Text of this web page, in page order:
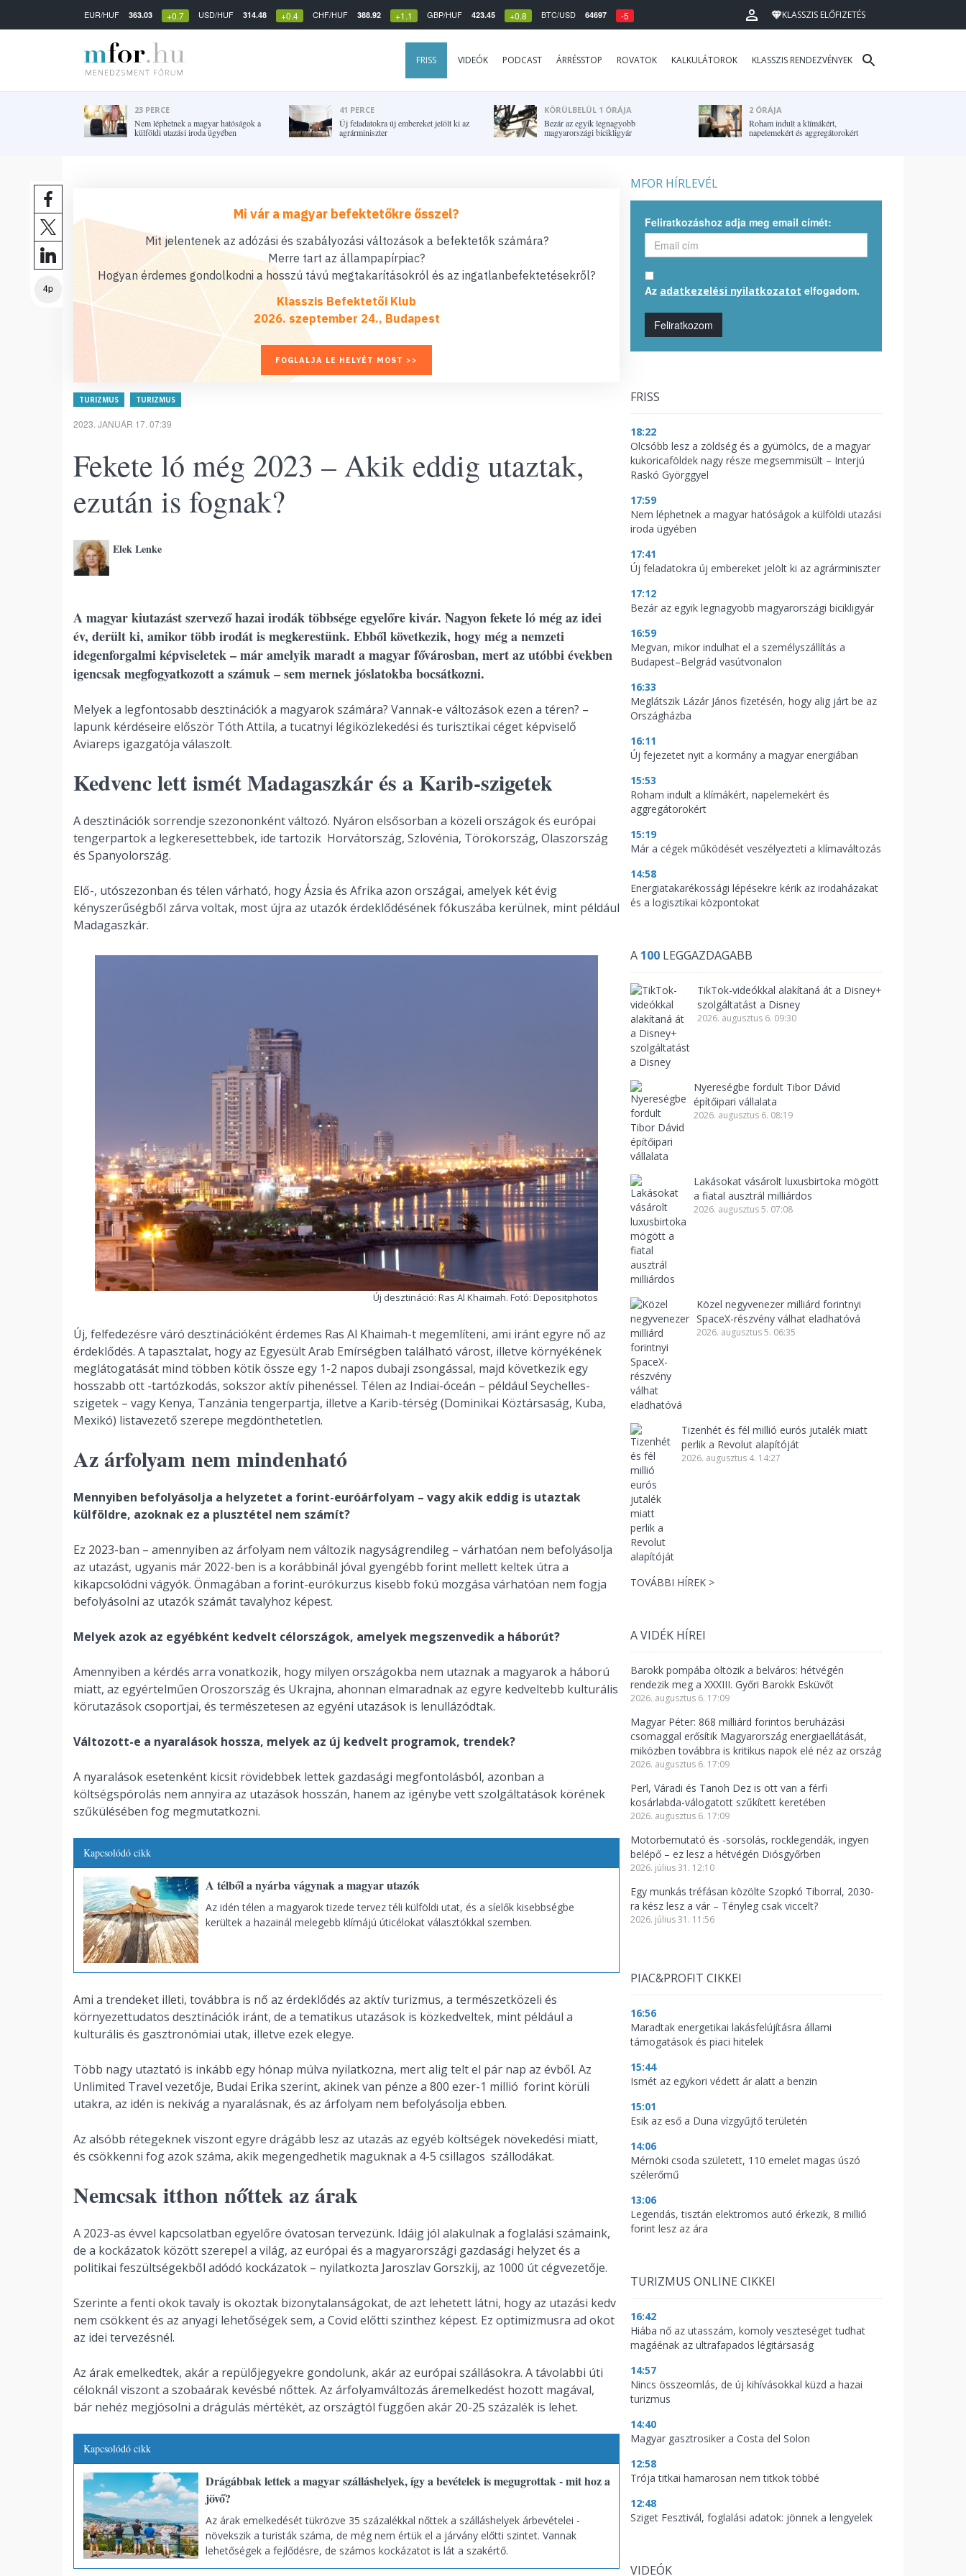
EUR/HUF 363.03 +0.7 USD/HUF 314.48 +0.4 CHF/HUF 388.92 +1.1 GBP/HUF 423.45 +0.8 BTC/USD 64697 -5 KLASSZIS ELŐFIZETÉS
FRISS VIDEÓK PODCAST ÁRRÉSSTOP ROVATOK KALKULÁTOROK KLASSZIS RENDEZVÉNYEK
23 PERCE
Nem léphetnek a magyar hatóságok a
külföldi utazási iroda ügyében
41 PERCE
Új feladatokra új embereket jelölt ki az
agrárminiszter
KÖRÜLBELÜL 1 ÓRÁJA
Bezár az egyik legnagyobb
magyarországi bicikligyár
2 ÓRÁJA
Roham indult a klímákért,
napelemekért és aggregátorokért
4p
Mi vár a magyar befektetőkre ősszel?
Mit jelentenek az adózási és szabályozási változások a befektetők számára?
Merre tart az állampapírpiac?
Hogyan érdemes gondolkodni a hosszú távú megtakarításokról és az ingatlanbefektetésekről?
Klasszis Befektetői Klub
2026. szeptember 24., Budapest
FOGLALJA LE HELYÉT MOST >>
TURIZMUS TURIZMUS
2023. JANUÁR 17. 07:39
Fekete ló még 2023 – Akik eddig utaztak,
ezután is fognak?
Elek Lenke
A magyar kiutazást szervező hazai irodák többsége egyelőre kivár. Nagyon fekete ló még az idei
év, derült ki, amikor több irodát is megkerestünk. Ebből következik, hogy még a nemzeti
idegenforgalmi képviseletek – már amelyik maradt a magyar fővárosban, mert az utóbbi években
igencsak megfogyatkozott a számuk – sem mernek jóslatokba bocsátkozni.
Melyek a legfontosabb desztinációk a magyarok számára? Vannak-e változások ezen a téren? –
lapunk kérdéseire először Tóth Attila, a tucatnyi légiközlekedési és turisztikai céget képviselő
Aviareps igazgatója válaszolt.
Kedvenc lett ismét Madagaszkár és a Karib-szigetek
A desztinációk sorrendje szezononként változó. Nyáron elsősorban a közeli országok és európai
tengerpartok a legkeresettebbek, ide tartozik Horvátország, Szlovénia, Törökország, Olaszország
és Spanyolország.
Elő-, utószezonban és télen várható, hogy Ázsia és Afrika azon országai, amelyek két évig
kényszerűségből zárva voltak, most újra az utazók érdeklődésének fókuszába kerülnek, mint például
Madagaszkár.
Új desztináció: Ras Al Khaimah. Fotó: Depositphotos
Új, felfedezésre váró desztinációként érdemes Ras Al Khaimah-t megemlíteni, ami iránt egyre nő az
érdeklődés. A tapasztalat, hogy az Egyesült Arab Emírségben található várost, illetve környékének
meglátogatását mind többen kötik össze egy 1-2 napos dubaji zsongással, majd következik egy
hosszabb ott -tartózkodás, sokszor aktív pihenéssel. Télen az Indiai-óceán – például Seychelles-
szigetek – vagy Kenya, Tanzánia tengerpartja, illetve a Karib-térség (Dominikai Köztársaság, Kuba,
Mexikó) listavezető szerepe megdönthetetlen.
Az árfolyam nem mindenható
Mennyiben befolyásolja a helyzetet a forint-euróárfolyam – vagy akik eddig is utaztak
külföldre, azoknak ez a plusztétel nem számít?
Ez 2023-ban – amennyiben az árfolyam nem változik nagyságrendileg – várhatóan nem befolyásolja
az utazást, ugyanis már 2022-ben is a korábbinál jóval gyengébb forint mellett keltek útra a
kikapcsolódni vágyók. Önmagában a forint-eurókurzus kisebb fokú mozgása várhatóan nem fogja
befolyásolni az utazók számát tavalyhoz képest.
Melyek azok az egyébként kedvelt célországok, amelyek megszenvedik a háborút?
Amennyiben a kérdés arra vonatkozik, hogy milyen országokba nem utaznak a magyarok a háború
miatt, az egyértelműen Oroszország és Ukrajna, ahonnan elmaradnak az egyre kedveltebb kulturális
körutazások csoportjai, és természetesen az egyéni utazások is lenullázódtak.
Változott-e a nyaralások hossza, melyek az új kedvelt programok, trendek?
A nyaralások esetenként kicsit rövidebbek lettek gazdasági megfontolásból, azonban a
költségspórolás nem annyira az utazások hosszán, hanem az igénybe vett szolgáltatások körének
szűkülésében fog megmutatkozni.
Kapcsolódó cikk
A télből a nyárba vágynak a magyar utazók
Az idén télen a magyarok tizede tervez téli külföldi utat, és a síelők kisebbségbe
kerültek a hazainál melegebb klímájú úticélokat választókkal szemben.
Ami a trendeket illeti, továbbra is nő az érdeklődés az aktív turizmus, a természetközeli és
környezettudatos desztinációk iránt, de a tematikus utazások is közkedveltek, mint például a
kulturális és gasztronómiai utak, illetve ezek elegye.
Több nagy utaztató is inkább egy hónap múlva nyilatkozna, mert alig telt el pár nap az évből. Az
Unlimited Travel vezetője, Budai Erika szerint, akinek van pénze a 800 ezer-1 millió forint körüli
utakra, az idén is nekivág a nyaralásnak, és az árfolyam nem befolyásolja ebben.
Az alsóbb rétegeknek viszont egyre drágább lesz az utazás az egyéb költségek növekedési miatt,
és csökkenni fog azok száma, akik megengedhetik maguknak a 4-5 csillagos szállodákat.
Nemcsak itthon nőttek az árak
A 2023-as évvel kapcsolatban egyelőre óvatosan tervezünk. Idáig jól alakulnak a foglalási számaink,
de a kockázatok között szerepel a világ, az európai és a magyarországi gazdasági helyzet és a
politikai feszültségekből adódó kockázatok – nyilatkozta Jaroszlav Gorszkij, az 1000 út cégvezetője.
Szerinte a fenti okok tavaly is okoztak bizonytalanságokat, de azt lehetett látni, hogy az utazási kedv
nem csökkent és az anyagi lehetőségek sem, a Covid előtti szinthez képest. Ez optimizmusra ad okot
az idei tervezésnél.
Az árak emelkedtek, akár a repülőjegyekre gondolunk, akár az európai szállásokra. A távolabbi úti
céloknál viszont a szobaárak kevésbé nőttek. Az árfolyamváltozás áremelkedést hozott magával,
bár nehéz megjósolni a drágulás mértékét, az országtól függően akár 20-25 százalék is lehet.
Kapcsolódó cikk
Drágábbak lettek a magyar szálláshelyek, így a bevételek is megugrottak - mit hoz a
jövő?
Az árak emelkedését tükrözve 35 százalékkal nőttek a szálláshelyek árbevételei -
növekszik a turisták száma, de még nem értük el a járvány előtti szintet. Vannak
lehetőségek a fejlődésre, de számos kockázatot is lát a szakértő.
MFOR HÍRLEVÉL
Feliratkozáshoz adja meg email címét:
Az adatkezelési nyilatkozatot elfogadom.
Feliratkozom
FRISS
18:22
Olcsóbb lesz a zöldség és a gyümölcs, de a magyar
kukoricaföldek nagy része megsemmisült – Interjú
Raskó Györggyel
17:59
Nem léphetnek a magyar hatóságok a külföldi utazási
iroda ügyében
17:41
Új feladatokra új embereket jelölt ki az agrárminiszter
17:12
Bezár az egyik legnagyobb magyarországi bicikligyár
16:59
Megvan, mikor indulhat el a személyszállítás a
Budapest–Belgrád vasútvonalon
16:33
Meglátszik Lázár János fizetésén, hogy alig járt be az
Országházba
16:11
Új fejezetet nyit a kormány a magyar energiában
15:53
Roham indult a klímákért, napelemekért és
aggregátorokért
15:19
Már a cégek működését veszélyezteti a klímaváltozás
14:58
Energiatakarékossági lépésekre kérik az irodaházakat
és a logisztikai központokat
A 100 LEGGAZDAGABB
TikTok-videókkal alakítaná át a Disney+
szolgáltatást a Disney
2026. augusztus 6. 09:30
Nyereségbe fordult Tibor Dávid
építőipari vállalata
2026. augusztus 6. 08:19
Lakásokat vásárolt luxusbirtoka mögött
a fiatal ausztrál milliárdos
2026. augusztus 5. 07:08
Közel negyvenezer milliárd forintnyi
SpaceX-részvény válhat eladhatóvá
2026. augusztus 5. 06:35
Tizenhét és fél millió eurós jutalék miatt
perlik a Revolut alapítóját
2026. augusztus 4. 14:27
TOVÁBBI HÍREK >
A VIDÉK HÍREI
Barokk pompába öltözik a belváros: hétvégén
rendezik meg a XXXIII. Győri Barokk Esküvőt
2026. augusztus 6. 17:09
Magyar Péter: 868 milliárd forintos beruházási
csomaggal erősítik Magyarország energiaellátását,
miközben továbbra is kritikus napok elé néz az ország
2026. augusztus 6. 17:09
Perl, Váradi és Tanoh Dez is ott van a férfi
kosárlabda-válogatott szűkített keretében
2026. augusztus 6. 17:09
Motorbemutató és -sorsolás, rocklegendák, ingyen
belépő – ez lesz a hétvégén Diósgyőrben
2026. július 31. 12:10
Egy munkás tréfásan közölte Szopkó Tiborral, 2030-
ra kész lesz a vár – Tényleg csak viccelt?
2026. július 31. 11:56
PIAC&PROFIT CIKKEI
16:56
Maradtak energetikai lakásfelújításra állami
támogatások és piaci hitelek
15:44
Ismét az egykori védett ár alatt a benzin
15:01
Esik az eső a Duna vízgyűjtő területén
14:06
Mérnöki csoda született, 110 emelet magas úszó
szélerőmű
13:06
Legendás, tisztán elektromos autó érkezik, 8 millió
forint lesz az ára
TURIZMUS ONLINE CIKKEI
16:42
Hiába nő az utasszám, komoly veszteséget tudhat
magáénak az ultrafapados légitársaság
14:57
Nincs összeomlás, de új kihívásokkal küzd a hazai
turizmus
14:40
Magyar gasztrosiker a Costa del Solon
12:58
Trója titkai hamarosan nem titkok többé
12:48
Sziget Fesztivál, foglalási adatok: jönnek a lengyelek
VIDEÓK